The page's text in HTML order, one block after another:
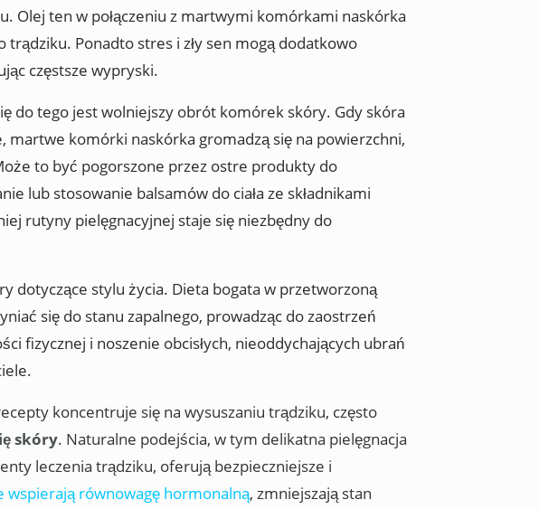
Olej ten w połączeniu z martwymi komórkami naskórka
Ponadto stres i zły sen mogą dodatkowo
częstsze wypryski.
do tego jest wolniejszy obrót komórek skóry. Gdy skóra
komórki naskórka gromadzą się na powierzchni,
to być pogorszone przez ostre produkty do
lub stosowanie balsamów do ciała ze składnikami
rutyny pielęgnacyjnej staje się niezbędny do
dotyczące stylu życia. Dieta bogata w przetworzoną
się do stanu zapalnego, prowadząc do zaostrzeń
fizycznej i noszenie obcisłych, nieoddychających ubrań
koncentruje się na wysuszaniu trądziku, często
skóry. Naturalne podejścia, w tym delikatna pielęgnacja
leczenia trądziku, oferują bezpieczniejsze i
wspierają równowagę hormonalną, zmniejszają stan